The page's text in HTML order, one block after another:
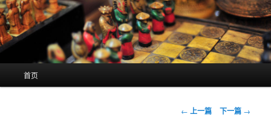
首页
文
← 上一篇 下一篇 →